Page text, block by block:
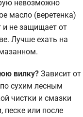
невозможно
масло (веретенка)
и не защищает от
Лучше ехать на
вилку? Зависит от
сухим лесным
чистки и смазки
песке или после